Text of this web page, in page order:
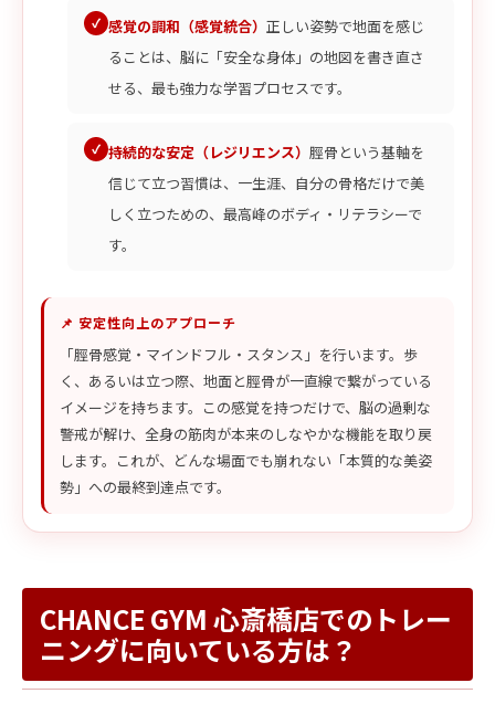
感覚の調和（感覚統合） 正しい姿勢で地面を感じ
ることは、脳に「安全な身体」の地図を書き直さ
せる、最も強力な学習プロセスです。
持続的な安定（レジリエンス） 脛骨という基軸を
信じて立つ習慣は、一生涯、自分の骨格だけで美
しく立つための、最高峰のボディ・リテラシーで
す。
📌 安定性向上のアプローチ
「脛骨感覚・マインドフル・スタンス」を行います。歩
く、あるいは立つ際、地面と脛骨が一直線で繋がっている
イメージを持ちます。この感覚を持つだけで、脳の過剰な
警戒が解け、全身の筋肉が本来のしなやかな機能を取り戻
します。これが、どんな場面でも崩れない「本質的な美姿
勢」への最終到達点です。
CHANCE GYM 心斎橋店でのトレー
ニングに向いている方は？